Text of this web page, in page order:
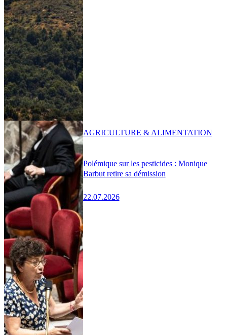
Polémique sur les pesticides : Monique
Barbut retire sa démission
22.07.2026
AGRICULTURE & ALIMENTATION